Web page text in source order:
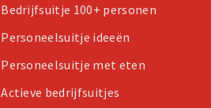
Bedrijfsuitje 100+ personen
Personeelsuitje ideeën
Personeelsuitje met eten
Actieve bedrijfsuitjes